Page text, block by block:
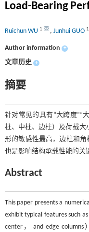
Load-Bearing
Ruichun WU 1 , Junhui GUO 1
Author information +
文章历史 +
摘要
针对常见的具有“大跨度”“
柱、中柱、边柱）及荷载大
形的敏感性最高，边柱和角
也是影响结构承载性能的关
Abstract
This paper presents a
exhibit typical features such
center， and edge columns